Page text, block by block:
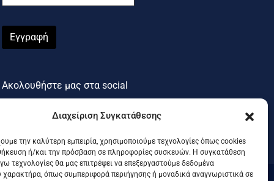
Διαχείριση Συγκατάθεσης
την καλύτερη εμπειρία, χρησιμοποιούμε τεχνολογίες όπως cookies
ή/και την πρόσβαση σε πληροφορίες συσκευών. Η συγκατάθεση
τεχνολογίες θα μας επιτρέψει να επεξεργαστούμε δεδομένα
όπως συμπεριφορά περιήγησης ή μοναδικά αναγνωριστικά σε
Εγγραφή
Ακολουθήστε μας στα social